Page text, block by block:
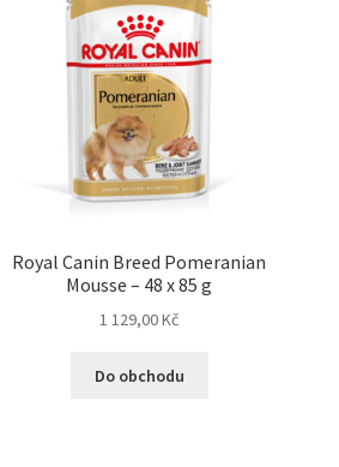
Royal Canin Breed Pomeranian
Mousse – 48 x 85 g
1 129,00Kč
Do obchodu